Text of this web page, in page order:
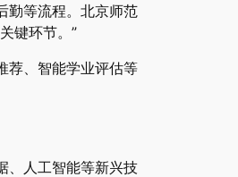
勤等流程。北京师范
键环节。”
荐、智能学业评估等
、人工智能等新兴技